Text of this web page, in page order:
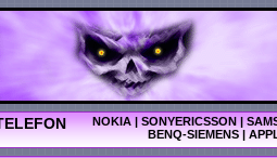
NOKIA|SONYERICSSON|
BENQ-SIEMENS|